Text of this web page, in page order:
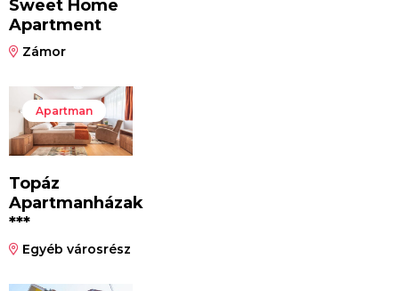
Sweet Home
Apartment
Zámor
Apartman
Topáz
Apartmanházak
***
Egyéb városrész